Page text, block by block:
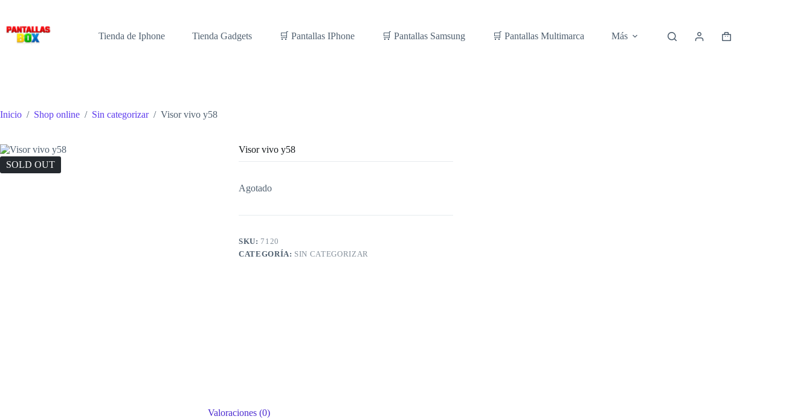
contenido
Tienda de Iphone Tienda Gadgets 🛒 Pantallas IPhone 🛒 Pantallas Samsung 🛒 Pantallas Multimarca Más
Carro
Inicio / Shop online / Sin categorizar / Visor vivo y58
SOLD OUT
Visor vivo y58
Agotado
SKU: 7120
CATEGORÍA: SIN CATEGORIZAR
Valoraciones (0)